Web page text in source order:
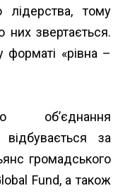
лідерства, тому
них звертається.
форматі «рівна –
об’єднання
за
громадського
Fund, а також